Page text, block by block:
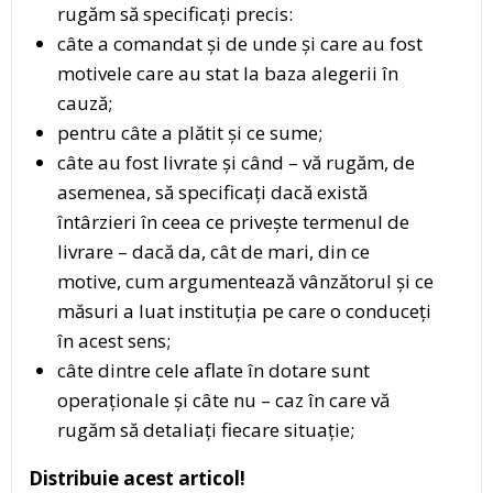
rugăm să specificați precis:
câte a comandat și de unde și care au fost
motivele care au stat la baza alegerii în
cauză;
pentru câte a plătit și ce sume;
câte au fost livrate și când – vă rugăm, de
asemenea, să specificați dacă există
întârzieri în ceea ce privește termenul de
livrare – dacă da, cât de mari, din ce
motive, cum argumentează vânzătorul și ce
măsuri a luat instituția pe care o conduceți
în acest sens;
câte dintre cele aflate în dotare sunt
operaționale și câte nu – caz în care vă
rugăm să detaliați fiecare situație;
Distribuie acest articol!